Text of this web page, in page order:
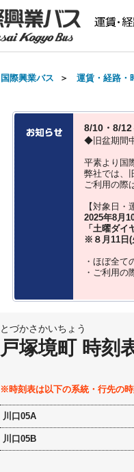
国際興業バス ＞ 運賃・経路・
8/10・8/
◆旧盆期間
平素より国
弊社では、
ご利用の際
【対象日・
2025年8月
「土曜ダイ
※８月11日(
・ほぼ全て
・ご利用の
とづかさかいちょう
戸塚境町 時刻
※時刻表は以下の系統・行先の
川口05A
川口05B